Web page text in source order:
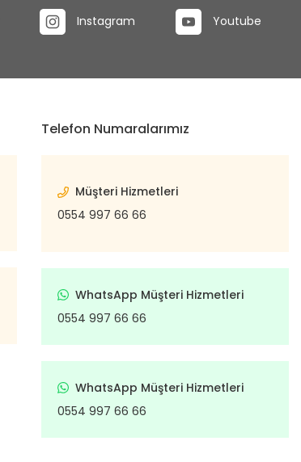
Instagram Youtube
Telefon Numaralarımız
Müşteri Hizmetleri
0554 997 66 66
WhatsApp Müşteri Hizmetleri
0554 997 66 66
WhatsApp Müşteri Hizmetleri
0554 997 66 66